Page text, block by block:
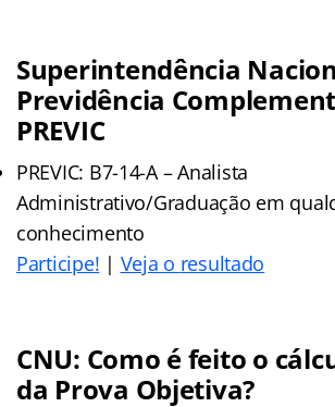
Superintendência
Previdência
PREVIC
PREVIC: B7-14-A – Analista
Administrativo/Graduação em
conhecimento
Participe! | Veja o resultado
CNU: Como é feito o
da Prova Objetiva?